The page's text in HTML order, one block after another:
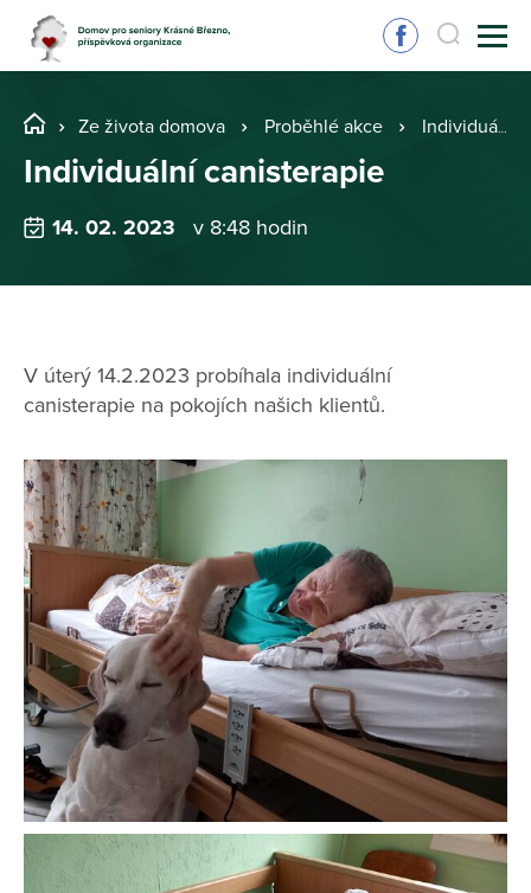
Ze života domova Proběhlé akce Individuální canisterapie
Individuální canisterapie
14. 02. 2023 v 8:48 hodin
V úterý 14.2.2023 probíhala individuální
canisterapie na pokojích našich klientů.